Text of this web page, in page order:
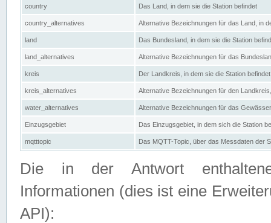
country Das Land, in dem sie die Station befindet
country_alternatives Alternative Bezeichnungen für das Land, in
land Das Bundesland, in dem sie die Station
land_alternatives Alternative Bezeichnungen für das
kreis Der Landkreis, in dem sie die Station befindet
kreis_alternatives Alternative Bezeichnungen für den
water_alternatives Alternative Bezeichnungen für das
Einzugsgebiet Das Einzugsgebiet, in dem sich die Station
mqtttopic Das MQTT-Topic, über das Messdaten der
Die in der Antwort
Informationen (dies ist eine
API):